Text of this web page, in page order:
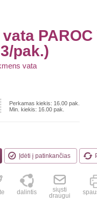
pak.)
vata
Perkamas kiekis: 16.00 pak.
Min. kiekis: 16.00 pak.
Įdėti į patinkančias
dalintis
siųsti
draugui